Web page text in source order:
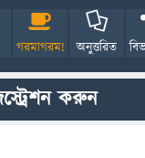
গরমাগরম! অনুত্তরিত
করুন